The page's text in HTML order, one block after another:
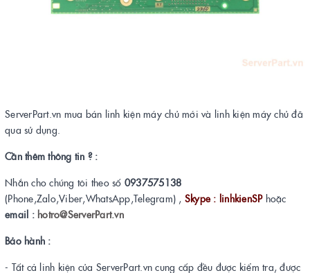
ServerPart.vn mua bán linh kiện máy chủ mới và linh kiện máy chủ đã
qua sử dụng.
Cần thêm thông tin ? :
Nhắn cho chúng tôi theo số 0937575138
(Phone,Zalo,Viber,WhatsApp,Telegram) , Skype : linhkienSPhoặc
email : hotro@ServerPart.vn
Bảo hành :
- Tất cả linh kiện của ServerPart.vn cung cấp đều được kiểm tra, được